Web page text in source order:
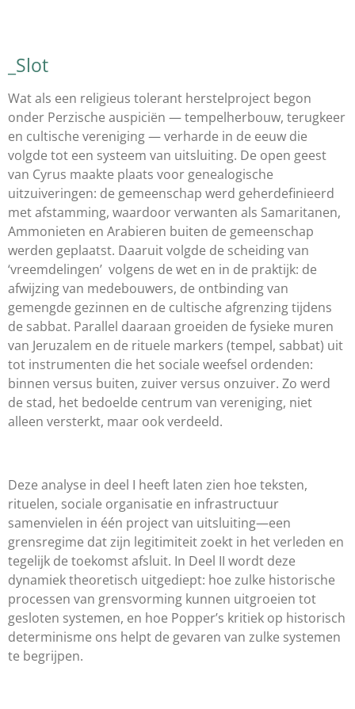
_Slot
Wat als een religieus tolerant herstelproject begon
onder Perzische auspiciën — tempelherbouw, terugkeer
en cultische vereniging — verharde in de eeuw die
volgde tot een systeem van uitsluiting. De open geest
van Cyrus maakte plaats voor genealogische
uitzuiveringen: de gemeenschap werd geherdefinieerd
met afstamming, waardoor verwanten als Samaritanen,
Ammonieten en Arabieren buiten de gemeenschap
werden geplaatst. Daaruit volgde de scheiding van
‘vreemdelingen’ volgens de wet en in de praktijk: de
afwijzing van medebouwers, de ontbinding van
gemengde gezinnen en de cultische afgrenzing tijdens
de sabbat. Parallel daaraan groeiden de fysieke muren
van Jeruzalem en de rituele markers (tempel, sabbat) uit
tot instrumenten die het sociale weefsel ordenden:
binnen versus buiten, zuiver versus onzuiver. Zo werd
de stad, het bedoelde centrum van vereniging, niet
alleen versterkt, maar ook verdeeld.
Deze analyse in deel I heeft laten zien hoe teksten,
rituelen, sociale organisatie en infrastructuur
samenvielen in één project van uitsluiting—een
grensregime dat zijn legitimiteit zoekt in het verleden en
tegelijk de toekomst afsluit. In Deel II wordt deze
dynamiek theoretisch uitgediept: hoe zulke historische
processen van grensvorming kunnen uitgroeien tot
gesloten systemen, en hoe Popper’s kritiek op historisch
determinisme ons helpt de gevaren van zulke systemen
te begrijpen.